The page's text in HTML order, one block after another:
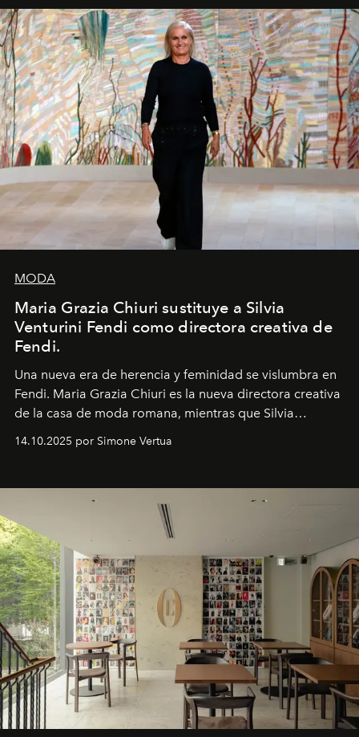
MODA
Maria Grazia Chiuri sustituye a Silvia
Venturini Fendi como directora creativa de
Fendi.
Una nueva era de herencia y feminidad se vislumbra en
Fendi. Maria Grazia Chiuri es la nueva directora creativa
de la casa de moda romana, mientras que Silvia
14.10.2025 por Simone Vertua